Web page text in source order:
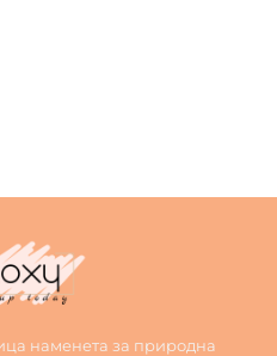
наменета за природна